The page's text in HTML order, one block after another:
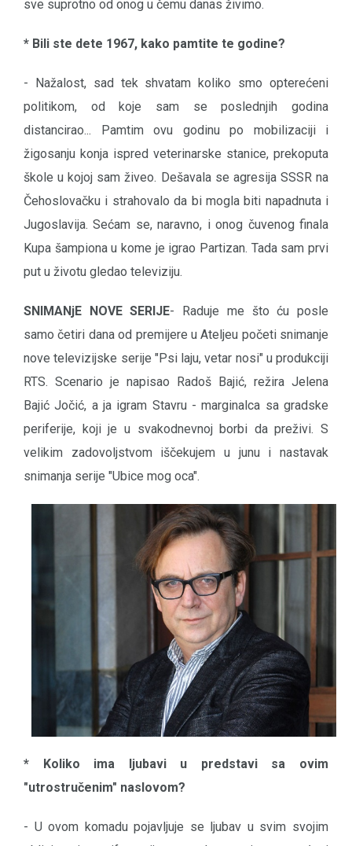
sve suprotno od onog u čemu danas živimo.
* Bili ste dete 1967, kako pamtite te godine?
- Nažalost, sad tek shvatam koliko smo opterećeni
politikom, od koje sam se poslednjih godina
distancirao... Pamtim ovu godinu po mobilizaciji i
žigosanju konja ispred veterinarske stanice, prekoputa
škole u kojoj sam živeo. Dešavala se agresija SSSR na
Čehoslovačku i strahovalo da bi mogla biti napadnuta i
Jugoslavija. Sećam se, naravno, i onog čuvenog finala
Kupa šampiona u kome je igrao Partizan. Tada sam prvi
put u životu gledao televiziju.
SNIMANjE NOVE SERIJE- Raduje me što ću posle
samo četiri dana od premijere u Ateljeu početi snimanje
nove televizijske serije "Psi laju, vetar nosi" u produkciji
RTS. Scenario je napisao Radoš Bajić, režira Jelena
Bajić Jočić, a ja igram Stavru - marginalca sa gradske
periferije, koji je u svakodnevnoj borbi da preživi. S
velikim zadovoljstvom iščekujem u junu i nastavak
snimanja serije "Ubice mog oca".
* Koliko ima ljubavi u predstavi sa ovim
"utrostručenim" naslovom?
- U ovom komadu pojavljuje se ljubav u svim svojim